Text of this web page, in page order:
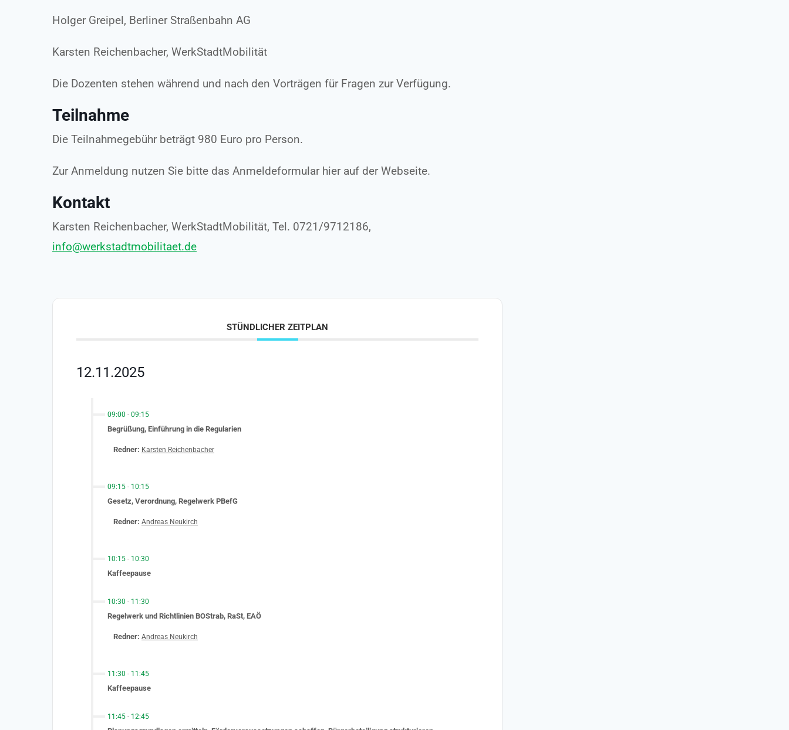
Holger Greipel, Berliner Straßenbahn AG
Karsten Reichenbacher, WerkStadtMobilität
Die Dozenten stehen während und nach den Vorträgen für Fragen zur Verfügung.
Teilnahme
Die Teilnahmegebühr beträgt 980 Euro pro Person.
Zur Anmeldung nutzen Sie bitte das Anmeldeformular hier auf der Webseite.
Kontakt
Karsten Reichenbacher, WerkStadtMobilität, Tel. 0721/9712186,
info@werkstadtmobilitaet.de
STÜNDLICHER ZEITPLAN
12.11.2025
09:00 - 09:15
Begrüßung, Einführung in die Regularien
Redner: Karsten Reichenbacher
09:15 - 10:15
Gesetz, Verordnung, Regelwerk PBefG
Redner: Andreas Neukirch
10:15 - 10:30
Kaffeepause
10:30 - 11:30
Regelwerk und Richtlinien BOStrab, RaSt, EAÖ
Redner: Andreas Neukirch
11:30 - 11:45
Kaffeepause
11:45 - 12:45